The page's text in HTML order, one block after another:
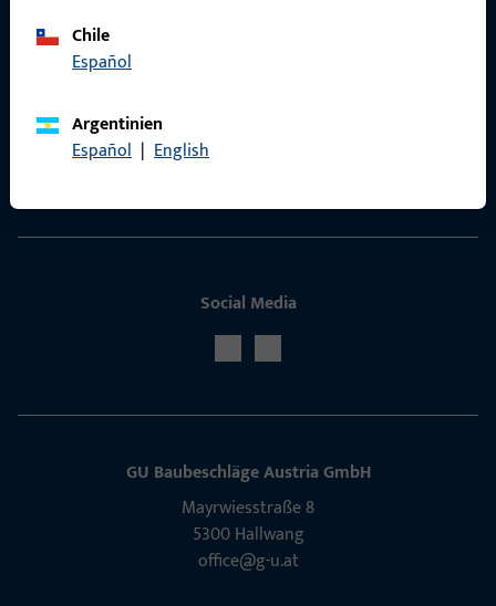
Chile
Español
Argentinien
Español | English
Social Media
GU Baubeschläge Aus­tria GmbH
Mayrwies­straße 8
5300 Hall­wang
office@g-u.at